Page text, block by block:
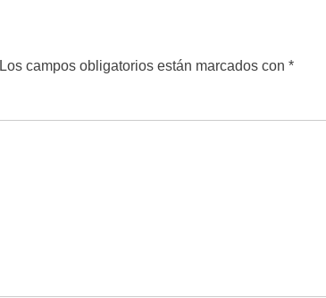
Los campos obligatorios están marcados con *